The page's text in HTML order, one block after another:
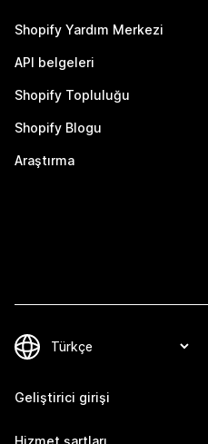
Shopify Yardım Merkezi
API belgeleri
Shopify Topluluğu
Shopify Blogu
Araştırma
Geliştirici girişi